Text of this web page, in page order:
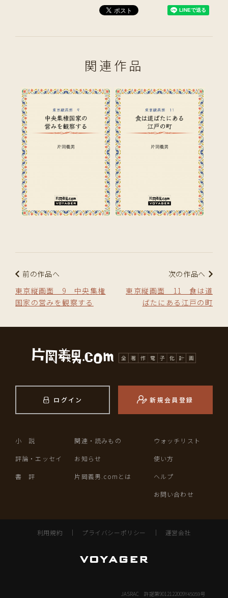
関連作品
前の作品へ
東京縦画面 9 中央集権
国家の営みを観察する
次の作品へ
東京縦画面 11 食は道
ばたにある江戸の町
ログイン 新規会員登録
小 説
評論・エッセイ
書 評
関連・読みもの
お知らせ
片岡義男.comとは
ウォッチリスト
使い方
ヘルプ
お問い合わせ
利用規約 ｜ プライバシーポリシー ｜ 運営会社
JASRAC 許諾第9012122009Y45059号